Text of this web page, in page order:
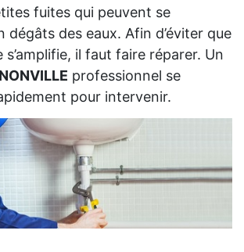
fuites qui peuvent se
dégâts des eaux. Afin d’éviter que
s’amplifie, il faut faire réparer. Un
professionnel se
pour intervenir.